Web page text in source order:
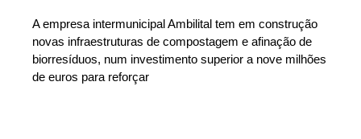
A empresa intermunicipal Ambilital tem em construção
novas infraestruturas de compostagem e afinação de
biorresíduos, num investimento superior a nove milhões
de euros para reforçar